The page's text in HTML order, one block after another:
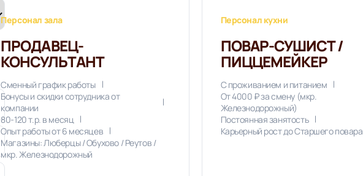
Персонал зала
ПРОДАВЕЦ-
КОНСУЛЬТАНТ
Сменный график работы
Бонусы и скидки сотрудника от
компании
80-120 т.р. в месяц
Опыт работы от 6 месяцев
Магазины: Люберцы / Обухово / Реутов /
мкр. Железнодорожный
Персонал кухни
ПОВАР-СУШИСТ /
ПИЦЦЕМЕЙКЕР
С проживанием и питанием
От 4000 ₽ за смену (мкр.
Железнодорожный)
Постоянная занятость
Карьерный рост до Старшего повара